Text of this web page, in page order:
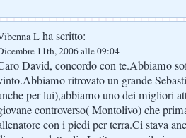
L ha scritto:
11th, 2006 alle 09:04
David, concordo con te.Abbiamo
ritrovato un grande
per lui),abbiamo uno dei migliori
controverso( Montolivo) che
con i piedi per terra.Ci stava